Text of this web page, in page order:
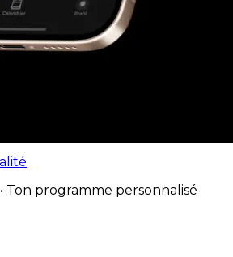
Ton programme personnalisé